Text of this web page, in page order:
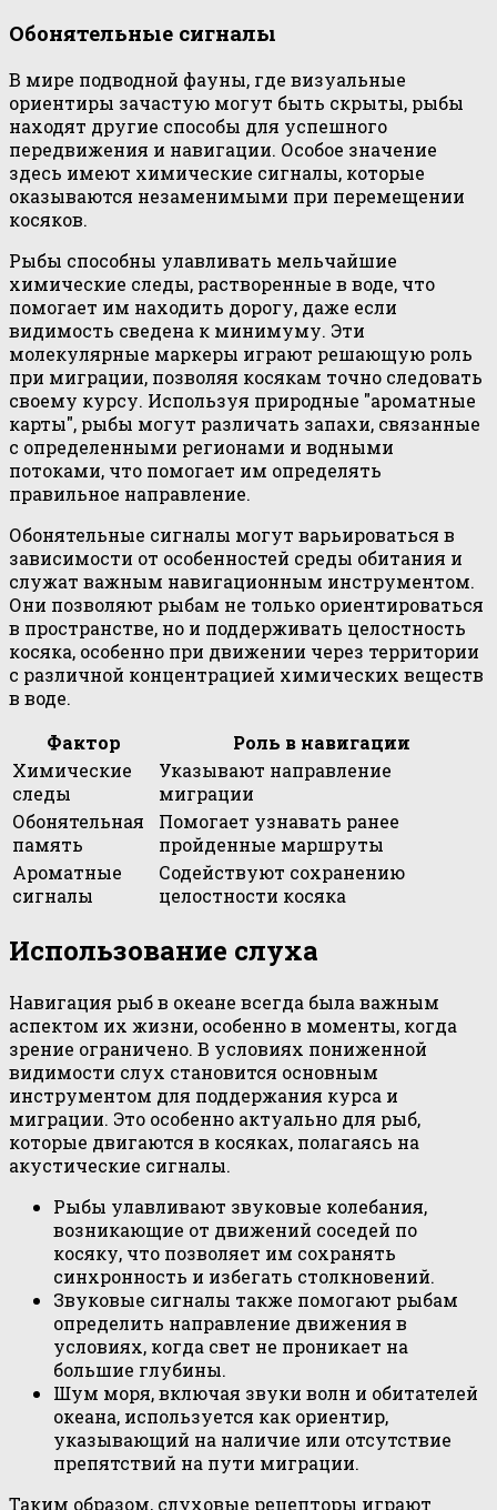
Обонятельные сигналы
В мире подводной фауны, где визуальные
ориентиры зачастую могут быть скрыты, рыбы
находят другие способы для успешного
передвижения и навигации. Особое значение
здесь имеют химические сигналы, которые
оказываются незаменимыми при перемещении
косяков.
Рыбы способны улавливать мельчайшие
химические следы, растворенные в воде, что
помогает им находить дорогу, даже если
видимость сведена к минимуму. Эти
молекулярные маркеры играют решающую роль
при миграции, позволяя косякам точно следовать
своему курсу. Используя природные "ароматные
карты", рыбы могут различать запахи, связанные
с определенными регионами и водными
потоками, что помогает им определять
правильное направление.
Обонятельные сигналы могут варьироваться в
зависимости от особенностей среды обитания и
служат важным навигационным инструментом.
Они позволяют рыбам не только ориентироваться
в пространстве, но и поддерживать целостность
косяка, особенно при движении через территории
с различной концентрацией химических веществ
в воде.
Фактор
Роль в навигации
Химические
следы
Указывают направление
миграции
Обонятельная
память
Помогает узнавать ранее
пройденные маршруты
Ароматные
сигналы
Содействуют сохранению
целостности косяка
Использование слуха
Навигация рыб в океане всегда была важным
аспектом их жизни, особенно в моменты, когда
зрение ограничено. В условиях пониженной
видимости слух становится основным
инструментом для поддержания курса и
миграции. Это особенно актуально для рыб,
которые двигаются в косяках, полагаясь на
акустические сигналы.
Рыбы улавливают звуковые колебания,
возникающие от движений соседей по
косяку, что позволяет им сохранять
синхронность и избегать столкновений.
Звуковые сигналы также помогают рыбам
определить направление движения в
условиях, когда свет не проникает на
большие глубины.
Шум моря, включая звуки волн и обитателей
океана, используется как ориентиp,
указывающий на наличие или отсутствие
препятствий на пути миграции.
Таким образом, слуховые рецепторы играют